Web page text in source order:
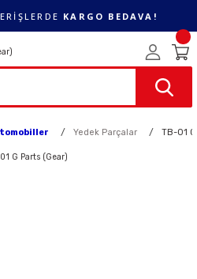
KARGO BEDAVA!
Yedek Parçalar TB-01